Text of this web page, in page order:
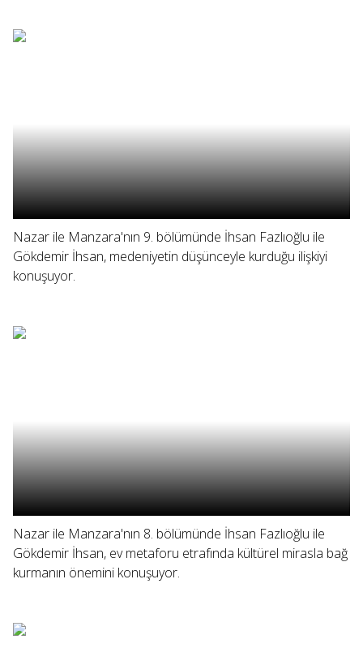
Nazar ile Manzara'nın 9. bölümünde İhsan Fazlıoğlu ile
Gökdemir İhsan, medeniyetin düşünceyle kurduğu ilişkiyi
konuşuyor.
Nazar ile Manzara'nın 8. bölümünde İhsan Fazlıoğlu ile
Gökdemir İhsan, ev metaforu etrafında kültürel mirasla bağ
kurmanın önemini konuşuyor.